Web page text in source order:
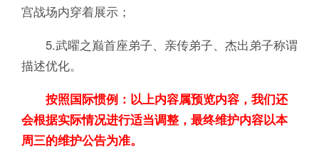
宫战场内穿着展示；
5.武曜之巅首座弟子、亲传弟子、杰出弟子称谓
描述优化。
按照国际惯例：以上内容属预览内容，我们还
会根据实际情况进行适当调整，最终维护内容以本
周三的维护公告为准。